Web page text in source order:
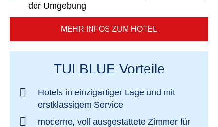
der Umgebung
MEHR INFOS ZUM HOTEL
TUI BLUE Vorteile
Hotels in einzigartiger Lage und mit
erstklassigem Service
moderne, voll ausgestattete Zimmer für